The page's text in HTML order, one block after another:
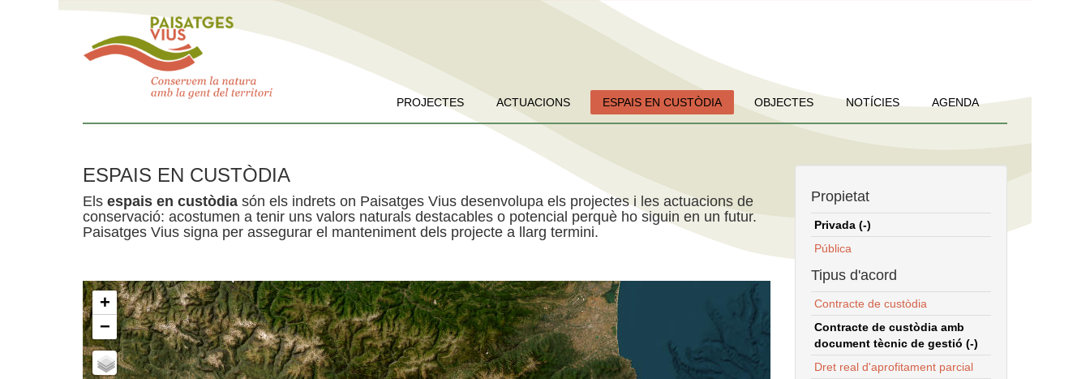
PROJECTES ACTUACIONS ESPAIS EN CUSTÒDIA OBJECTES NOTÍCIES AGENDA
ESPAIS EN CUSTÒDIA
Els espais en custòdia són els indrets on Paisatges Vius desenvolupa els projectes i les actuacions de
conservació: acostumen a tenir uns valors naturals destacables o potencial perquè ho siguin en un futur.
Paisatges Vius signa per assegurar el manteniment dels projecte a llarg termini.
+
−
Propietat
Privada (-)
Pública
Tipus d'acord
Contracte de custòdia
Contracte de custòdia amb
document tècnic de gestió (-)
Dret real d'aprofitament parcial